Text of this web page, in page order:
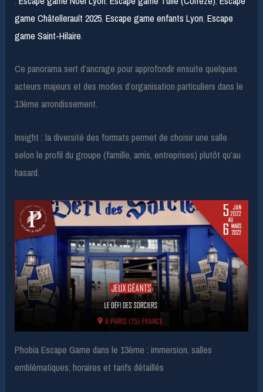
game Châtellerault 2025,Escape game enfants Lyon,Escape
game Saint-Hilaire.
Ce panorama sert d’ancrage pour approfondir ensuite quelques
acteurs majeurs et des modes d’organisation particuliers dans le
13ème arrondissement.
Insight : la diversité des formats permet de choisir une salle
selon le profil du groupe (famille, amis, entreprises) plutôt qu’au
hasard.
Phobia Escape Game dans le 13ème : immersion, salles
emblématiques, horaires et tarifs détaillés